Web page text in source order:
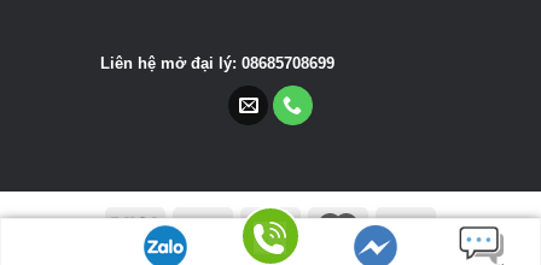
Liên hệ mở đại lý: 08685708699
Copyright The Master Golf 2022